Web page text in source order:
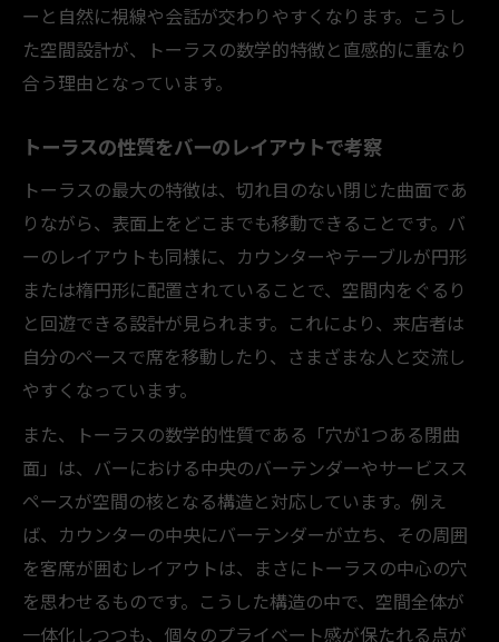
ーと自然に視線や会話が交わりやすくなります。こうし
た空間設計が、トーラスの数学的特徴と直感的に重なり
合う理由となっています。
トーラスの性質をバーのレイアウトで考察
トーラスの最大の特徴は、切れ目のない閉じた曲面であ
りながら、表面上をどこまでも移動できることです。バ
ーのレイアウトも同様に、カウンターやテーブルが円形
または楕円形に配置されていることで、空間内をぐるり
と回遊できる設計が見られます。これにより、来店者は
自分のペースで席を移動したり、さまざまな人と交流し
やすくなっています。
また、トーラスの数学的性質である「穴が1つある閉曲
面」は、バーにおける中央のバーテンダーやサービスス
ペースが空間の核となる構造と対応しています。例え
ば、カウンターの中央にバーテンダーが立ち、その周囲
を客席が囲むレイアウトは、まさにトーラスの中心の穴
を思わせるものです。こうした構造の中で、空間全体が
一体化しつつも、個々のプライベート感が保たれる点が